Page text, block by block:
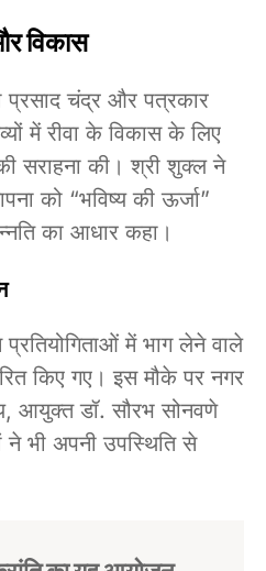
विकास
प्रसाद चंद्र और पत्रकार
में रीवा के विकास के लिए
सराहना की। श्री शुक्ल ने
को “भविष्य की ऊर्जा”
का आधार कहा।
में भाग लेने वाले
किए गए। इस मौके पर नगर
आयुक्त डॉ. सौरभ सोनवणे
ने भी अपनी उपस्थिति से